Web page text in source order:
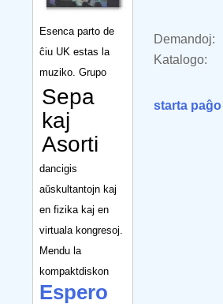
Esenca parto de
ĉiu UK estas la
muziko. Grupo
Sepa
kaj
Asorti
dancigis
aŭskultantojn kaj
en fizika kaj en
virtuala kongresoj.
Mendu la
kompaktdiskon
Espero
Demandoj:
Katalogo:
starta paĝo